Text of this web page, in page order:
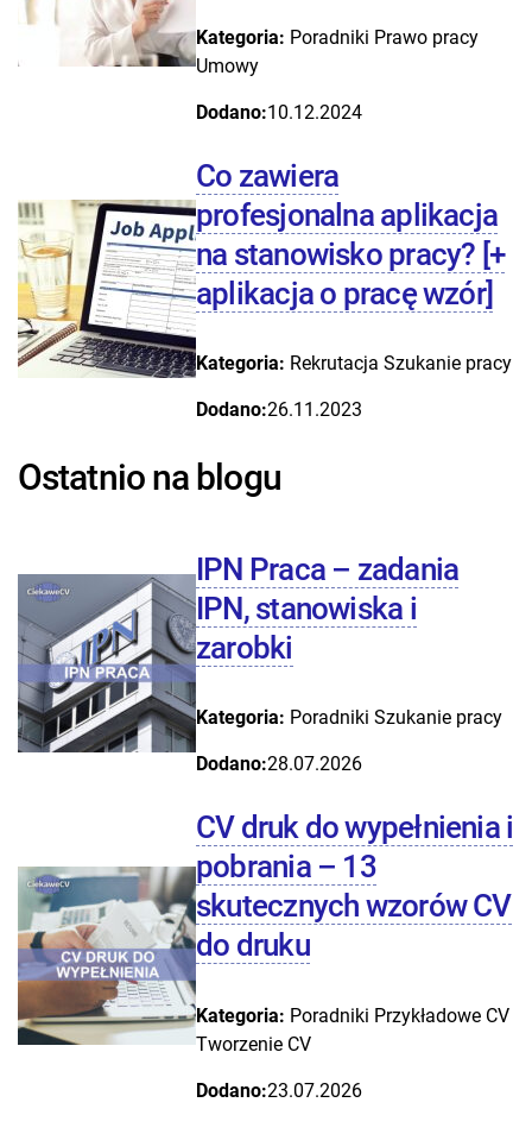
Kategoria: Poradniki Prawo pracy
Umowy
Dodano:10.12.2024
Co zawiera
profesjonalna aplikacja
na stanowisko pracy? [+
aplikacja o pracę wzór]
Kategoria: Rekrutacja Szukanie pracy
Dodano:26.11.2023
Ostatnio na blogu
IPN Praca – zadania
IPN, stanowiska i
zarobki
Kategoria: Poradniki Szukanie pracy
Dodano:28.07.2026
CV druk do wypełnienia i
pobrania – 13
skutecznych wzorów CV
do druku
Kategoria: Poradniki Przykładowe CV
Tworzenie CV
Dodano:23.07.2026